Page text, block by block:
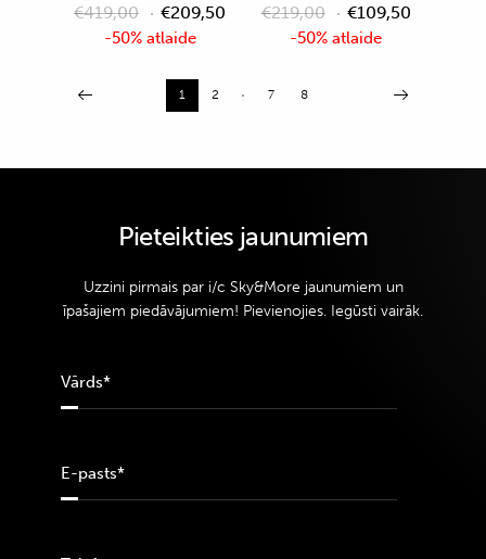
-50% atlaide
€419,00 €209,50
-50% atlaide
€219,00 €109,50
1 2 7 8
Pieteikties jaunumiem
Uzzini pirmais par i/c Sky&More jaunumiem un
īpašajiem piedāvājumiem! Pievienojies. Iegūsti vairāk.